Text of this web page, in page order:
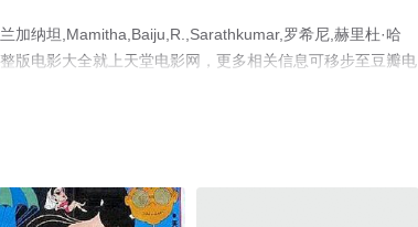
加纳坦,Mamitha,Baiju,R.,Sarathkumar,罗希尼,赫里杜·哈
版电影大全就上天堂电影网，更多相关信息可移步至豆瓣电